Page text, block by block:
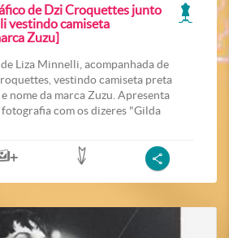
de Dzi Croquettes junto
vestindo camiseta
Zuzu]
Liza Minnelli, acompanhada de
vestindo camiseta preta
nome da marca Zuzu. Apresenta
com os dizeres "Gilda